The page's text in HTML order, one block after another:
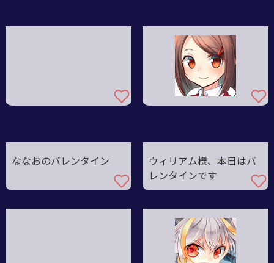
ななおのバレンタイン
ウィリアム様、本日はバ
レンタインです